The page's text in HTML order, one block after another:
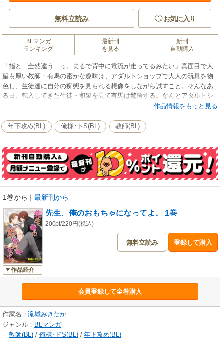
無料立読み お気に入り
BLマンガ
ランキング
最新刊
を見る
新刊
自動購入
「指と…全然違う…っ。まるで背中に電流が走ってるみたい」真面目で人
望も厚い教師・有馬の密かな趣味は、アダルトショップで大人の玩具を物
色し、生徒達に自分の痴態を見られる想像をしながら試すこと。そんなあ
る日、転入してきた生徒・和泉を見て有馬は驚愕する。なんとアダルトシ
ョップの店員だった！そして、有馬のド変態な趣味をバラさない代わりに
ス】
作品情報をもっと見る
年下攻め(BL) 俺様･ドS(BL) 教師(BL)
1巻から ｜ 最新刊から
作品紹介
先生、俺のおもちゃになってよ。 1巻
200pt/220円(税込)
無料立読み 登録して購入
会員登録して全巻購入
作家名： 滝城みきたか
ジャンル： BLマンガ
教師(BL) / 俺様･ドS(BL) / 年下攻め(BL)